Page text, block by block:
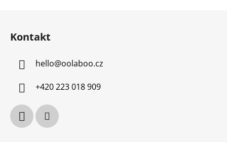
Kontakt
hello@oolaboo.cz
+420 223 018 909